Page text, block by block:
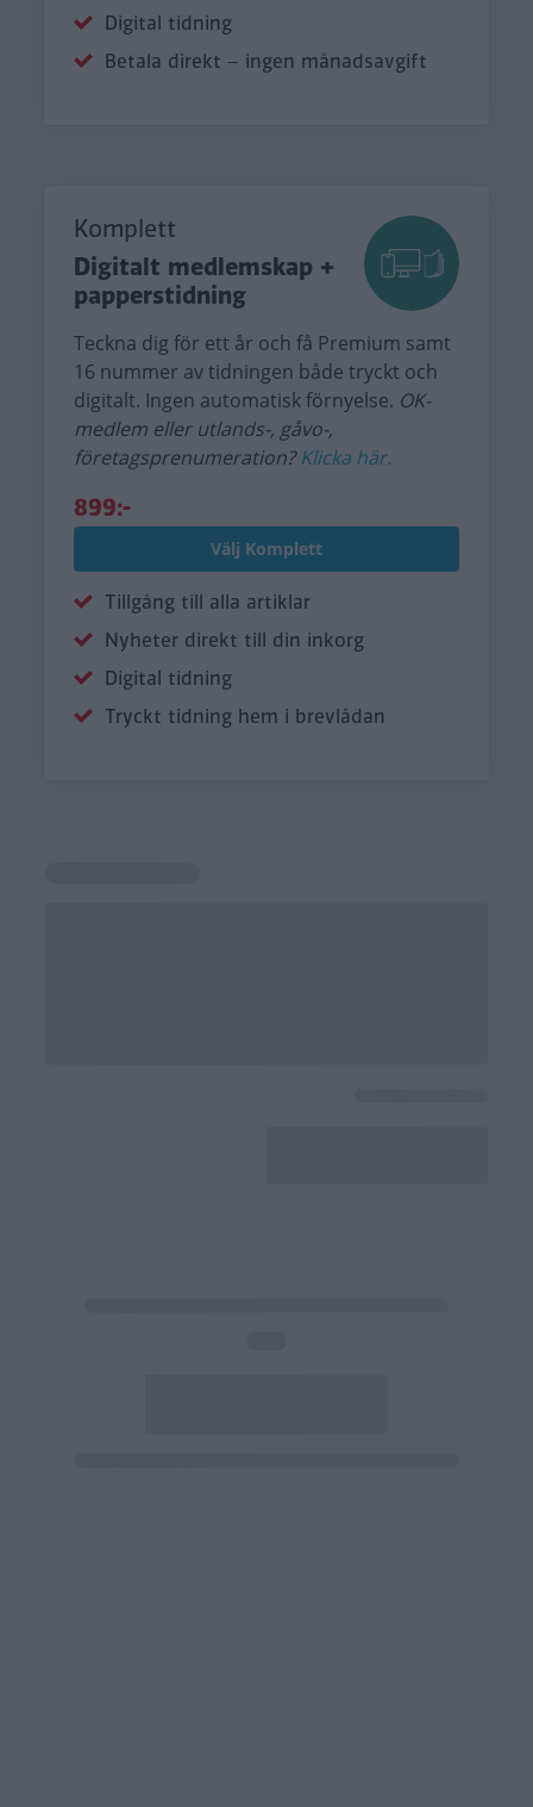
Digital tidning
Betala direkt – ingen månadsavgift
Komplett
Digitalt medlemskap +
papperstidning
Teckna dig för ett år och få Premium samt
16 nummer av tidningen både tryckt och
digitalt. Ingen automatisk förnyelse. OK-
medlem eller utlands-, gåvo-,
företagsprenumeration?Klicka här.
899:-
Välj Komplett
Tillgång till alla artiklar
Nyheter direkt till din inkorg
Digital tidning
Tryckt tidning hem i brevlådan